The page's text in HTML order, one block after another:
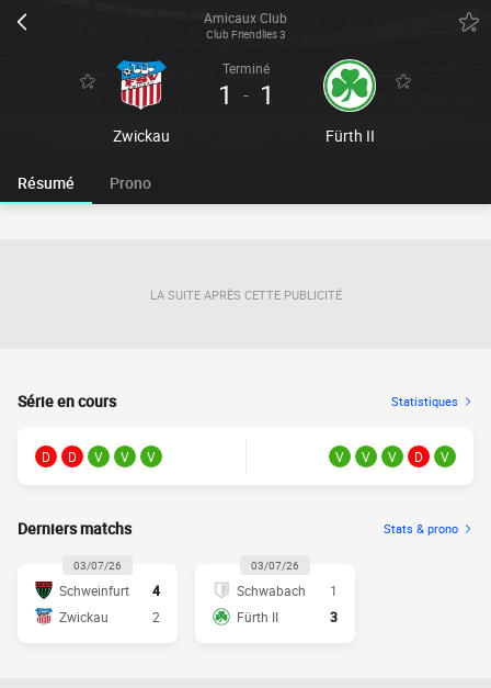
Amicaux Club
Club Friendlies 3
Zwickau
Terminé
1 - 1
Fürth II
Résumé Prono
LA SUITE APRÈS CETTE PUBLICITÉ
Série en cours Statistiques
D D V V V V V V D V
Derniers matchs Stats & prono
03/07/26
Schweinfurt
4
Zwickau
2
03/07/26
Schwabach
1
Fürth II
3